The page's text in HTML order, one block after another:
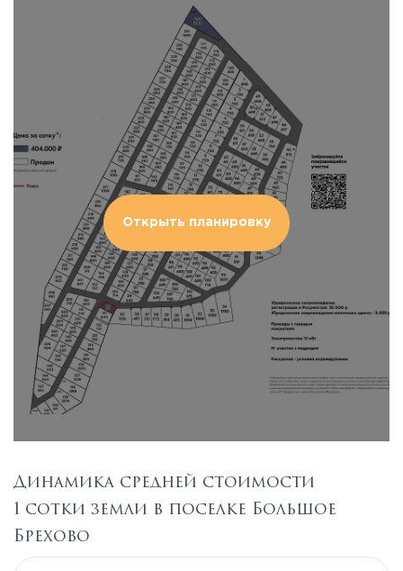
Открыть планировку
Динамика средней стоимости
1 сотки земли в поселке Большое
Брехово